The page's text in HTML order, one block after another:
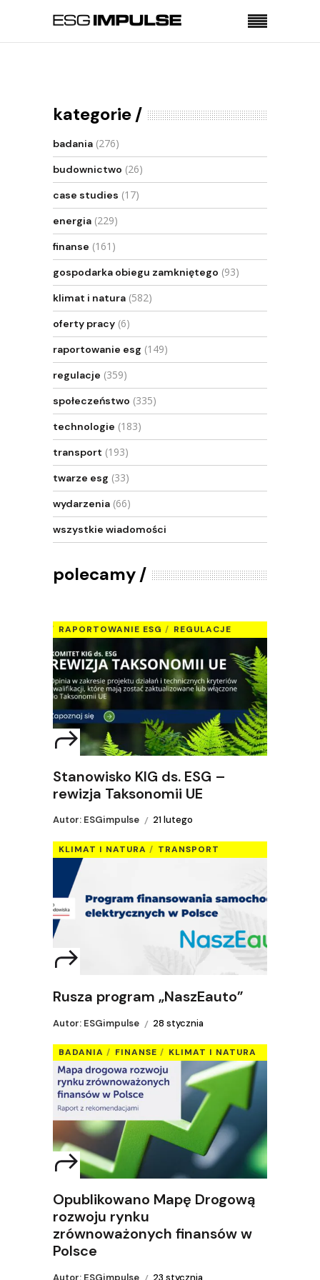
kategorie
badania (276)
budownictwo (26)
case studies (17)
energia (229)
finanse (161)
gospodarka obiegu zamkniętego (93)
klimat i natura (582)
oferty pracy (6)
raportowanie esg (149)
regulacje (359)
społeczeństwo (335)
technologie (183)
transport (193)
twarze esg (33)
wydarzenia (66)
wszystkie wiadomości
polecamy
RAPORTOWANIE ESG REGULACJE
Stanowisko KIG ds. ESG –
rewizja Taksonomii UE
Autor: ESGimpulse 21 lutego
KLIMAT I NATURA TRANSPORT
Rusza program „NaszEauto”
Autor: ESGimpulse 28 stycznia
BADANIA FINANSE KLIMAT I NATURA
Opublikowano Mapę Drogową
rozwoju rynku
zrównoważonych finansów w
Polsce
Autor: ESGimpulse 23 stycznia